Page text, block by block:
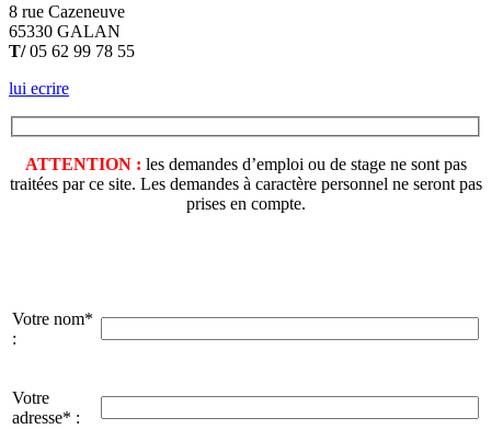
8 rue Cazeneuve
65330 GALAN
T/05 62 99 78 55
lui ecrire
ATTENTION : les demandes d’emploi ou de stage ne sont pas
traitées par ce site. Les demandes à caractère personnel ne seront pas
prises en compte.
Votre nom*
:
Votre
adresse* :